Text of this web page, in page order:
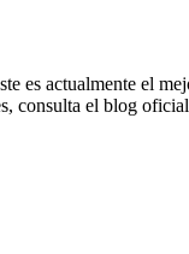
es actualmente el
consulta el blog